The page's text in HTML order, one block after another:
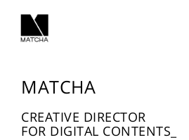
MATCHA
CREATIVE DIRECTOR
FOR DIGITAL CONTENTS